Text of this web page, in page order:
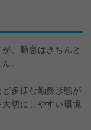
、勤怠はきちんと
。
多様な勤務形態が
切にしやすい環境